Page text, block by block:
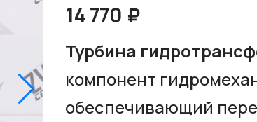
14 770 ₽
Турбина
компонент
обеспечивающий